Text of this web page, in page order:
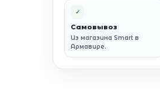
✓
Самовывоз
Из магазина Smart в
Армавире.